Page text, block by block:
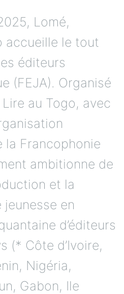
Lomé,
accueille le tout
éditeurs
(FEJA). Organisé
au Togo, avec
la Francophonie
ambitionne de
et la
en
d’éditeurs
(* Côte d’Ivoire,
Nigéria,
Gabon, Ile